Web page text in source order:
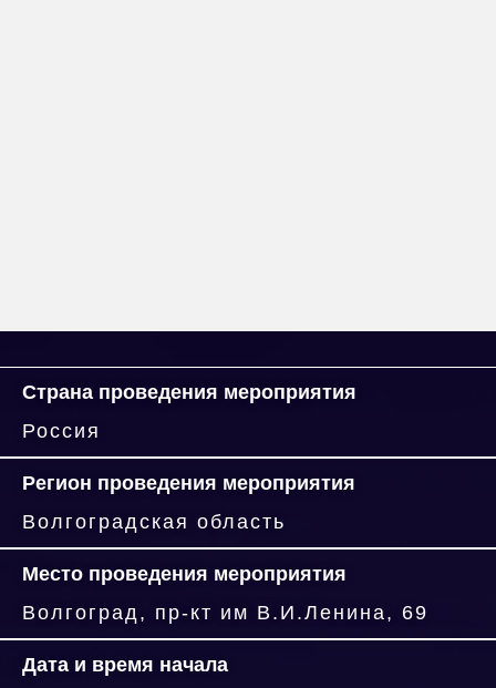
Страна проведения мероприятия
Россия
Регион проведения мероприятия
Волгоградская область
Место проведения мероприятия
Волгоград, пр-кт им В.И.Ленина, 69
Дата и время начала